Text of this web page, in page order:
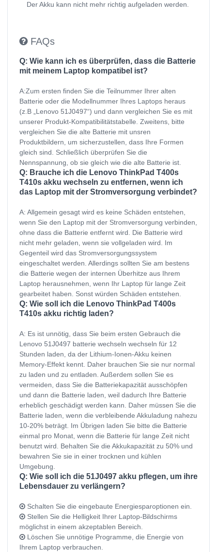
Der Akku kann nicht mehr richtig aufgeladen werden.
FAQs
Q: Wie kann ich es überprüfen, dass die Batterie
mit meinem Laptop kompatibel ist?
A:Zum ersten finden Sie die Teilnummer Ihrer alten
Batterie oder die Modellnummer Ihres Laptops heraus
(z.B „Lenovo 51J0497“) und dann vergleichen Sie es mit
unserer Produkt-Kompatibilitätstabelle. Zweitens, bitte
vergleichen Sie die alte Batterie mit unsren
Produktbildern, um sicherzustellen, dass Ihre Formen
gleich sind. Schließlich überprüfen Sie die
Nennspannung, ob sie gleich wie die alte Batterie ist.
Q: Brauche ich die Lenovo ThinkPad T400s
T410s akku wechseln zu entfernen, wenn ich
das Laptop mit der Stromversorgung verbindet?
A: Allgemein gesagt wird es keine Schäden entstehen,
wenn Sie den Laptop mit der Stromversorgung verbinden,
ohne dass die Batterie entfernt wird. Die Batterie wird
nicht mehr geladen, wenn sie vollgeladen wird. Im
Gegenteil wird das Stromversorgungssystem
eingeschaltet werden. Allerdings sollten Sie am bestens
die Batterie wegen der internen Überhitze aus Ihrem
Laptop herausnehmen, wenn Ihr Laptop für lange Zeit
gearbeitet haben. Sonst würden Schäden entstehen.
Q: Wie soll ich die Lenovo ThinkPad T400s
T410s akku richtig laden?
A: Es ist unnötig, dass Sie beim ersten Gebrauch die
Lenovo 51J0497 batterie wechseln wechseln für 12
Stunden laden, da der Lithium-Ionen-Akku keinen
Memory-Effekt kennt. Daher brauchen Sie sie nur normal
zu laden und zu entladen. Außerdem sollen Sie es
vermeiden, dass Sie die Batteriekapazität ausschöpfen
und dann die Batterie laden, weil dadurch Ihre Batterie
erheblich geschädigt werden kann. Daher müssen Sie die
Batterie laden, wenn die verbleibende Akkuladung nahezu
10-20% beträgt. Im Übrigen laden Sie bitte die Batterie
einmal pro Monat, wenn die Batterie für lange Zeit nicht
benutzt wird. Behalten Sie die Akkukapazität zu 50% und
bewahren Sie sie in einer trocknen und kühlen
Umgebung.
Q: Wie soll ich die 51J0497 akku pflegen, um ihre
Lebensdauer zu verlängern?
Schalten Sie die eingebaute Energiesparoptionen ein.
Stellen Sie die Helligkeit Ihrer Laptop-Bildschirms
möglichst in einem akzeptablen Bereich.
Löschen Sie unnötige Programme, die Energie von
Ihrem Laptop verbrauchen.